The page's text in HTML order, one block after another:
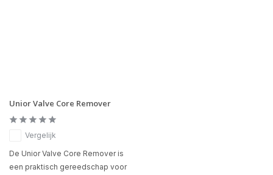
Unior Valve Core Remover
Vergelijk
De Unior Valve Core Remover is
een praktisch gereedschap voor